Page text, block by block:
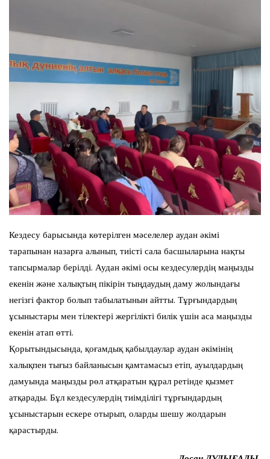
Кездесу барысында көтерілген мәселелер аудан әкімі
тарапынан назарға алынып, тиісті сала басшыларына нақты
тапсырмалар берілді. Аудан әкімі осы кездесулердің маңызды
екенін және халықтың пікірін тыңдаудың даму жолындағы
негізгі фактор болып табылатынын айтты. Тұрғындардың
ұсыныстары мен тілектері жергілікті билік үшін аса маңызды
екенін атап өтті.
Қорытындысында, қоғамдық қабылдаулар аудан әкімінің
халықпен тығыз байланысын қамтамасыз етіп, ауылдардың
дамуында маңызды рөл атқаратын құрал ретінде қызмет
атқарады. Бұл кездесулердің тиімділігі тұрғындардың
ұсыныстарын ескере отырып, оларды шешу жолдарын
қарастырды.